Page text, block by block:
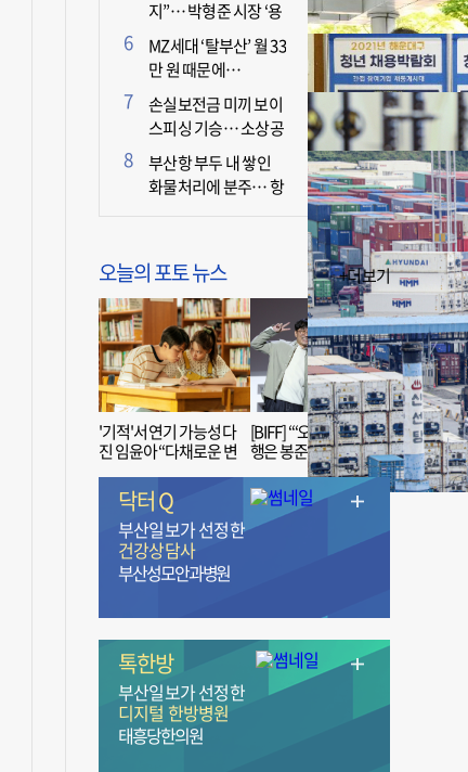
지”… 박형준 시장 ‘용
인술’ 주목
MZ세대 ‘탈부산’ 월 33
만 원 때문에…
손실보전금 미끼 보이
스피싱 기승… 소상공
인 두 번 운다
부산항 부두 내 쌓인
화물처리에 분주… 항
오늘의 포토 뉴스 +더보기
'기적'서 연기 가능성 다
진 임윤아 “다채로운 변
[BIFF] “‘오징어 게임’ 흥
행은 봉준호 감독 ‘1인
치 장벽’ 무너진 순간”
닥터 Q
부산일보가 선정한
건강상담사
부산성모안과병원
톡한방
부산일보가 선정한
디지털 한방병원
태흥당한의원